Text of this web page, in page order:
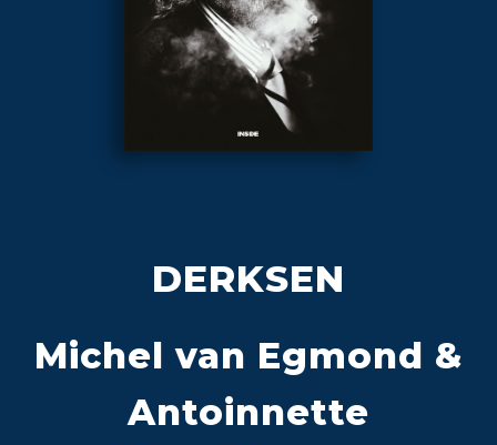
DERKSEN
Michel van Egmond &
Antoinnette